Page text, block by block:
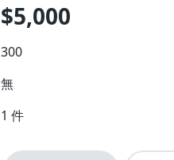
$5,000
300
無
1 件